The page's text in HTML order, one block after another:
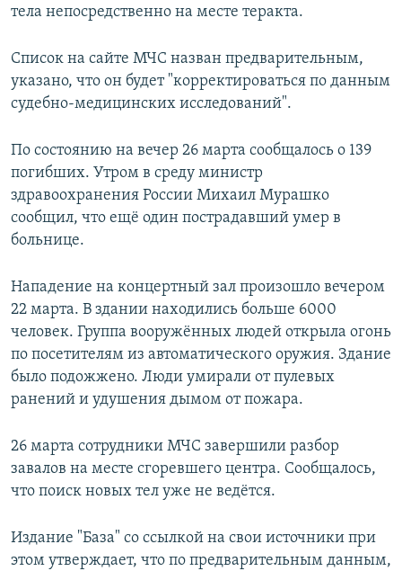
тела непосредственно на месте теракта.
Список на сайте МЧС назван предварительным,
указано, что он будет "корректироваться по данным
судебно-медицинских исследований".
По состоянию на вечер 26 марта сообщалось о 139
погибших. Утром в среду министр
здравоохранения России Михаил Мурашко
сообщил, что ещё один пострадавший умер в
больнице.
Нападение на концертный зал произошло вечером
22 марта. В здании находились больше 6000
человек. Группа вооружённых людей открыла огонь
по посетителям из автоматического оружия. Здание
было подожжено. Люди умирали от пулевых
ранений и удушения дымом от пожара.
26 марта сотрудники МЧС завершили разбор
завалов на месте сгоревшего центра. Сообщалось,
что поиск новых тел уже не ведётся.
Издание "База" со ссылкой на свои источники при
этом утверждает, что по предварительным данным,